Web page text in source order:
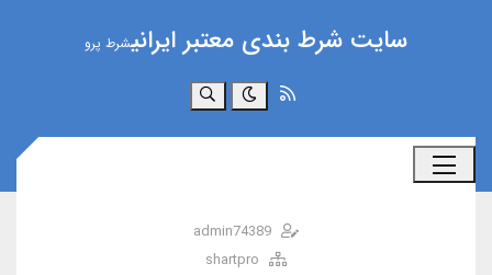
سایت شرط بندی معتبر ایرانیشرط پرو
جستجو
admin74389
shartpro